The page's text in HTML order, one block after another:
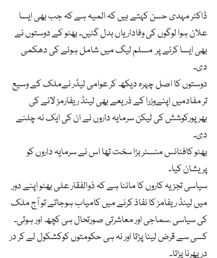
ڈاکٹر مہدی حسن کہتے ہیں کہ المیہ ہے کہ جب بھی ایسا
علان ہوا لوگوں کی وفاداریاں بدل گئیں۔ بھٹو کے دوستوں نے
بھی ایسا کرنے پر مسلم لیگ میں شامل ہونے کی دھکمی
دی۔
دوستوں کا اصل چہرہ دیکھ کر عوامی لیڈر نےملک کے وسیع
تر مفادمیں اپنےوزرا کے ذریعے بھی لینڈ ریفارمز لانے کی
بھرپورکوشش کی لیکن سرمایہ داروں نے ان کی ایک نہ چلنے
دی۔
بھٹو کافنانس منسٹر بڑا سخت تھا اس نے سرمایہ داروں کو
پریشان کیا۔
سیاسی تجزیہ کاروں کا ماننا ہے کہ ذوالفقار علی بھٹو اپنے دور
میں لینڈ ریفامز کا نفاذ کرنے میں کامیاب ہوجاتے تو آج ملک
کی سیاسی ،سماجی اور معاشرتی صورتحال ہی کچھ اور ہوتی۔
کسی سے قرض لینا پڑتا اور نہ ہی حکومتوں کوکشکول لے کر در
در پھرنا پڑتا۔